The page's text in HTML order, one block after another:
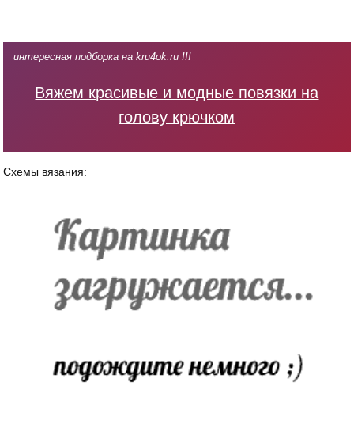
интересная подборка на kru4ok.ru !!!
Вяжем красивые и модные повязки на
голову крючком
Схемы вязания: